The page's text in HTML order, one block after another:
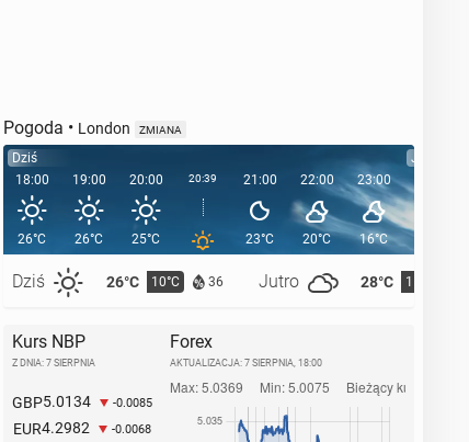
Pogoda • London ZMIANA
Dziś
18:00
26°C
Dziś 26°C 10°C 36 Jutro 28°C 11°C
19:00
26°C
20:00
25°C
20:39 21:00
23°C
22:00
20°C
23:00
16°C
Jutro
00:00
Kurs NBP
Z DNIA: 7 SIERPNIA
GBP5.0134 -0.0085
EUR4.2982 -0.0068
Forex
AKTUALIZACJA: 7 SIERPNIA, 18:00